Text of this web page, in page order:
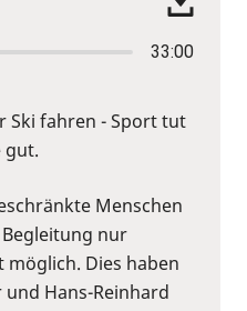
33:00
Ski fahren - Sport tut
gut.
Menschen
nur
Dies haben
Hans-Reinhard